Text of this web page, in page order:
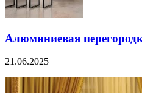
Алюминиевая
21.06.2025